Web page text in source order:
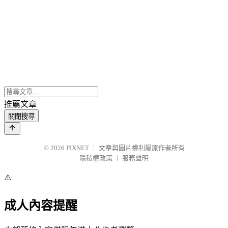
推薦文章
關閉搜尋
© 2026 PIXNET
文章與圖片權利屬原作者所有
隱私權政策
服務聲明
⚠️
成人內容提醒